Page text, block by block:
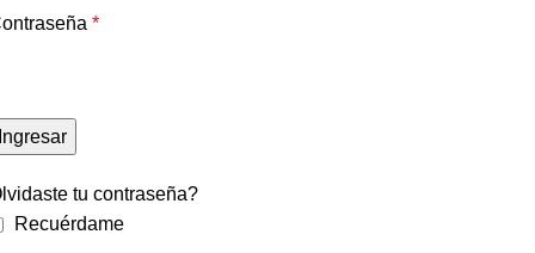
*
tu contraseña?
Recuérdame